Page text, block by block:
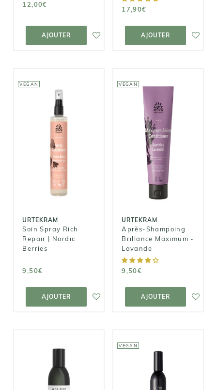
12,00€
AJOUTER
AJOUTER AU
PANIER
17,90€
AJOUTER
AJOUTER AU
PANIER
VEGAN
URTEKRAM
Soin Spray Rich
Repair | Nordic
Berries
9,50€
AJOUTER
URTEKRAM
Soin Spray
Rich Repair |
Nordic Berries
AJOUTER AU
PANIER
VEGAN
URTEKRAM
Après-Shampoing
Brillance Maximum -
Lavande
9,50€
AJOUTER
URTEKRAM
Après-
Shampoing
Brillance
Maximum -
Lavande
AJOUTER AU
PANIER
VEGAN